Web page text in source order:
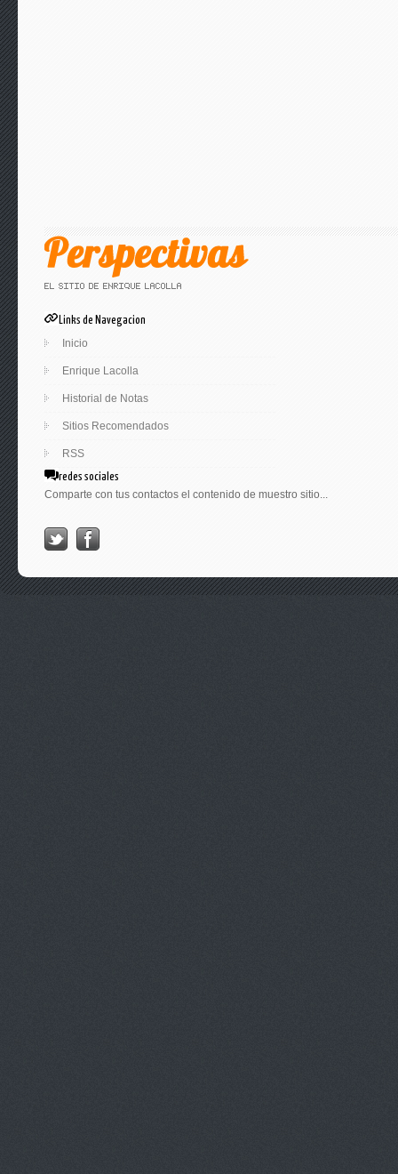
Links de Navegacion
Inicio
Enrique Lacolla
Historial de Notas
Sitios Recomendados
RSS
redes sociales
Comparte con tus contactos el contenido de muestro sitio...